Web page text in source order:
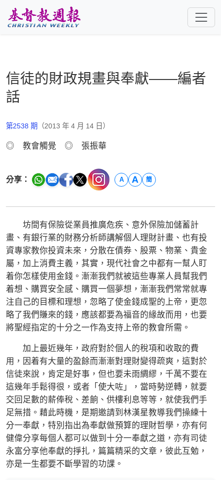
信徒的財政規畫與奉獻——編者
話
第2538 期 （2013 年 4 月 14 日）
◎ 教會觸覺 ◎ 張振華
分享： A A 簡
坊間有保險從業員推廣危疾、意外保險加儲蓄計
畫、有銀行業的財務分析師講解個人理財計畫、也有投
資專家教你投資未來，分散在債券、股票、物業、貴金
屬，加上消費主義，其實，現代社會之中都有一幫人盯
着你怎樣使用金錢。漸漸我們就被這些專業人員幫我們
着想、購買安全感、購買一個夢想，漸漸我們常常就專
注自己的目標和理想，忽略了使金錢成聖的上帝，更忽
略了我們賺來的錢，應該都要為福音的緣故而用，也要
將聖經指定的十分之一作為支持上帝的教會所需。
加上最近幾年，政府對於個人的稅項和收取的費
用，因着有大量的盈餘而漸漸對理財變得疏爽，這對於
信徒來說，肯定是好事，但也要未雨綢繆，千萬不要在
這幾年手鬆得很，或者「使大咗」，當時勢逆轉，就要
交回足數的薪俸稅、差餉、供樓利息等等，就使我們手
足無措。藉此時機，是期邀請到林漢星教導我們操練十
分一奉獻，特別指出為奉獻做預算的理財哲學，亦有何
健偉分享每個人都可以做到十分一奉獻之道，亦有司徒
永富分享他奉獻的掙扎，篇篇精采的文章，彼此互勉，
亦是一生都要不斷學習的功課。